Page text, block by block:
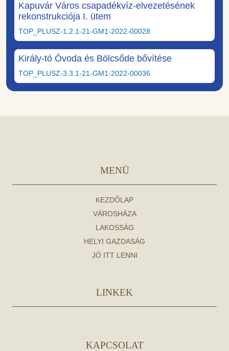
Kapuvár Város csapadékvíz-elvezetésének
rekonstrukciója I. ütem
TOP_PLUSZ-1.2.1-21-GM1-2022-00028
Király-tó Óvoda és Bölcsőde bővítése
TOP_PLUSZ-3.3.1-21-GM1-2022-00036
MENÜ
KEZDŐLAP
VÁROSHÁZA
LAKOSSÁG
HELYI GAZDASÁG
JÓ ITT LENNI
LINKEK
KAPCSOLAT